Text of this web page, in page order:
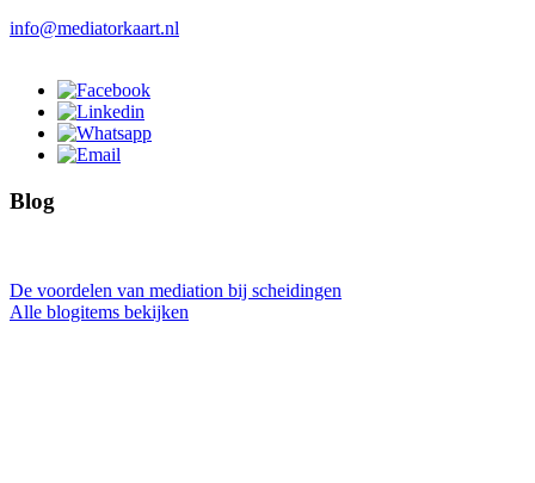
info@mediatorkaart.nl
Blog
De voordelen van mediation bij scheidingen
Alle blogitems bekijken